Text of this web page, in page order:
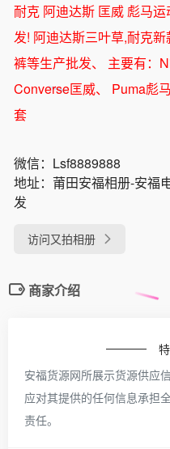
耐克 阿迪达斯 匡威 彪马
发! 阿迪达斯三叶草,耐克
裤等生产批发、 主要有：
Converse匡威、 Puma彪
套
微信： Lsf8889888
地址： 莆田安福相册-安福
发
访问又拍相册
商家介绍
安福货源网所展示货源供应
应对其提供的任何信息承担
责任。